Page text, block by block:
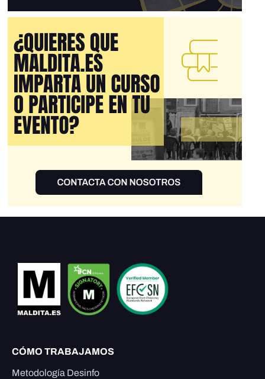
CÓMO TRABAJAMOS
Metodología Desinfo